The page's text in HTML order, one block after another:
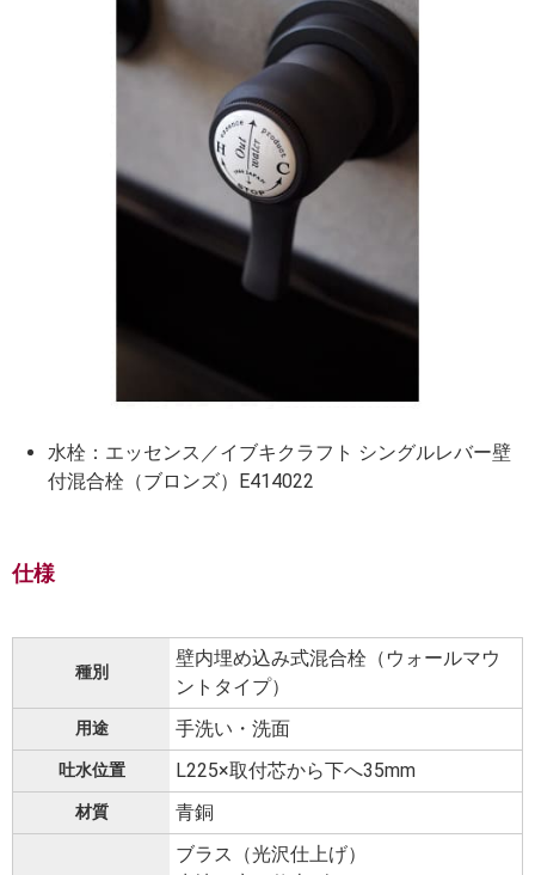
水栓：エッセンス／イブキクラフト シングルレバー壁
付混合栓（ブロンズ）E414022
仕様
種別
壁内埋め込み式混合栓（ウォールマウ
ントタイプ）
用途 手洗い・洗面
吐水位置 L225×取付芯から下へ35mm
材質
青銅
ブラス（光沢仕上げ）